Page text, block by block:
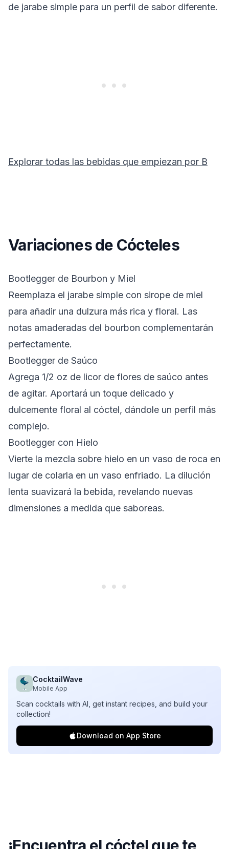
de jarabe simple para un perfil de sabor diferente.
Explorar todas las bebidas que empiezan por B
Variaciones de Cócteles
Bootlegger de Bourbon y Miel
Reemplaza el jarabe simple con sirope de miel
para añadir una dulzura más rica y floral. Las
notas amaderadas del bourbon complementarán
perfectamente.
Bootlegger de Saúco
Agrega 1/2 oz de licor de flores de saúco antes
de agitar. Aportará un toque delicado y
dulcemente floral al cóctel, dándole un perfil más
complejo.
Bootlegger con Hielo
Vierte la mezcla sobre hielo en un vaso de roca en
lugar de colarla en un vaso enfriado. La dilución
lenta suavizará la bebida, revelando nuevas
dimensiones a medida que saboreas.
CocktailWave
Mobile App
Scan cocktails with AI, get instant recipes, and build your
collection!
Download on App Store